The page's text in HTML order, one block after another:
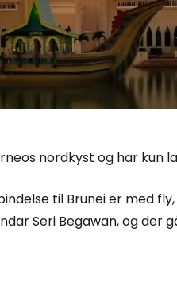
nordkyst og har kun
til Brunei er med
Seri Begawan, og der